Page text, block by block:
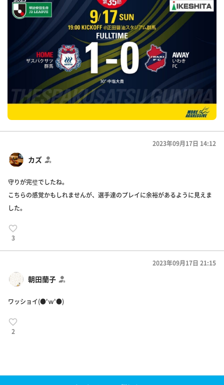
カズ
2023年09月17日 14:12
守りが完璧でしたね。
こちらの感覚かもしれませんが、選手達のプレイに余裕があるように見えま
した。
3
朝田蘭子
2023年09月17日 21:15
ワッショイ(●'ｗ'●)
2